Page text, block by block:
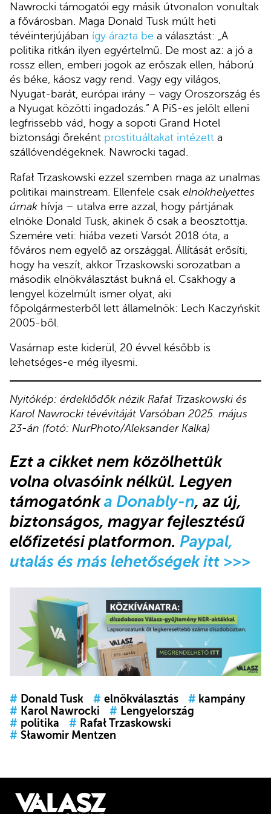
Nawrocki támogatói egy másik útvonalon vonultak
a fővárosban. Maga Donald Tusk múlt heti
tévéinterjújában így árazta be a választást: „A
politika ritkán ilyen egyértelmű. De most az: a jó a
rossz ellen, emberi jogok az erőszak ellen, háború
és béke, káosz vagy rend. Vagy egy világos,
Nyugat-barát, európai irány – vagy Oroszország és
a Nyugat közötti ingadozás.” A PiS-es jelölt elleni
legfrissebb vád, hogy a sopoti Grand Hotel
biztonsági őreként prostituáltakat intézett a
szállóvendégeknek. Nawrocki tagad.
Rafał Trzaskowski ezzel szemben maga az unalmas
politikai mainstream. Ellenfele csak elnökhelyettes
úrnak hívja – utalva erre azzal, hogy pártjának
elnöke Donald Tusk, akinek ő csak a beosztottja.
Szemére veti: hiába vezeti Varsót 2018 óta, a
főváros nem egyelő az országgal. Állítását erősíti,
hogy ha veszít, akkor Trzaskowski sorozatban a
második elnökválasztást bukná el. Csakhogy a
lengyel közelmúlt ismer olyat, aki
főpolgármesterből lett államelnök: Lech Kaczyńskit
2005-ből.
Vasárnap este kiderül, 20 évvel később is
lehetséges-e még ilyesmi.
Nyitókép: érdeklődők nézik Rafał Trzaskowski és
Karol Nawrocki tévévitáját Varsóban 2025. május
23-án (fotó: NurPhoto/Aleksander Kalka)
Ezt a cikket nem közölhettük
volna olvasóink nélkül. Legyen
támogatónka Donably-n, az új,
biztonságos, magyar fejlesztésű
előfizetési platformon. Paypal,
utalás és más lehetőségek itt >>>
# Donald Tusk # elnökválasztás # kampány
# Karol Nawrocki # Lengyelország
# politika # Rafał Trzaskowski
# Sławomir Mentzen